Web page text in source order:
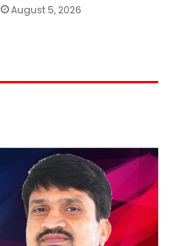
August 5, 2026